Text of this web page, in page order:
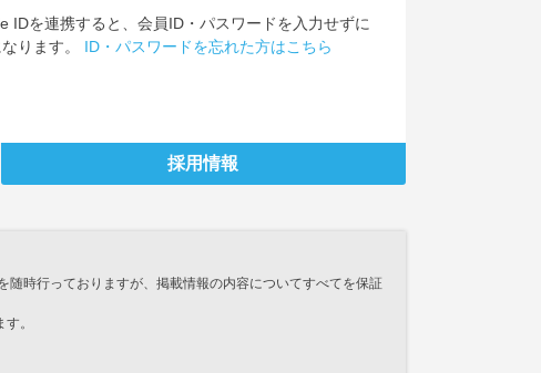
IDを連携すると、会員ID・パスワードを入力せずに
ります。 ID・パスワードを忘れた方はこちら
採用情報
時行っておりますが、掲載情報の内容についてすべてを保証
。